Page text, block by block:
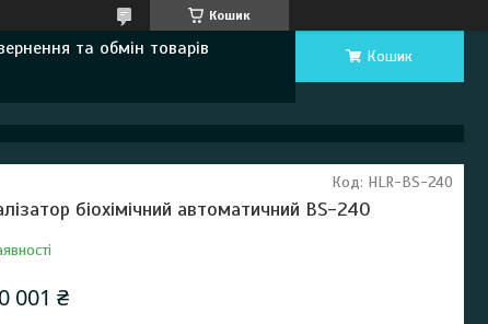
Кошик
та обмін товарів
Кошик
біохімічний автоматичний BS-240
Код: HLR-BS-240
001 ₴